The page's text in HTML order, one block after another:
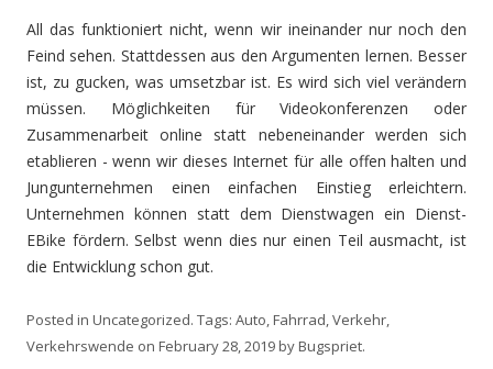
All das funktioniert nicht, wenn wir ineinander nur noch den
Feind sehen. Stattdessen aus den Argumenten lernen. Besser
ist, zu gucken, was umsetzbar ist. Es wird sich viel verändern
müssen. Möglichkeiten für Videokonferenzen oder
Zusammenarbeit online statt nebeneinander werden sich
etablieren - wenn wir dieses Internet für alle offen halten und
Jungunternehmen einen einfachen Einstieg erleichtern.
Unternehmen können statt dem Dienstwagen ein Dienst-
EBike fördern. Selbst wenn dies nur einen Teil ausmacht, ist
die Entwicklung schon gut.
Posted in Uncategorized. Tags: Auto,Fahrrad,Verkehr,
Verkehrswende on February 28, 2019byBugspriet.